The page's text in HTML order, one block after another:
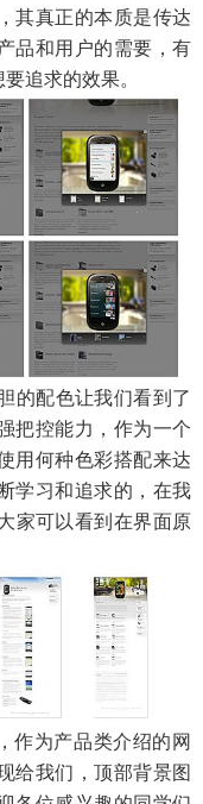
其真正的本质是传达
品和用户的需要，有
追求的效果。
的配色让我们看到了
把控能力，作为一个
用何种色彩搭配来达
学习和追求的，在我
家可以看到在界面原
作为产品类介绍的网
给我们，顶部背景图